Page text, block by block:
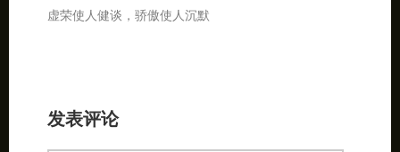
虚荣使人健谈，骄傲使人沉默
发表评论